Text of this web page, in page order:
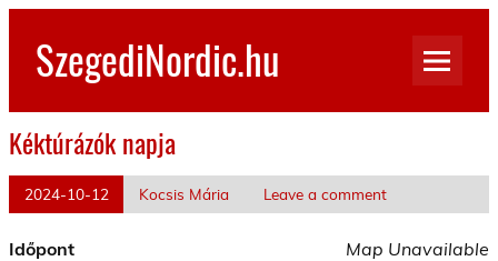
Skip
contentSzegediNordic.hu
Kéktúrázók napja
2024-10-12 Kocsis Mária Leave a comment
Map Unavailable
Időpont